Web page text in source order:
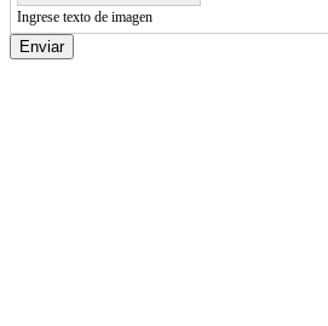
Ingrese texto de imagen